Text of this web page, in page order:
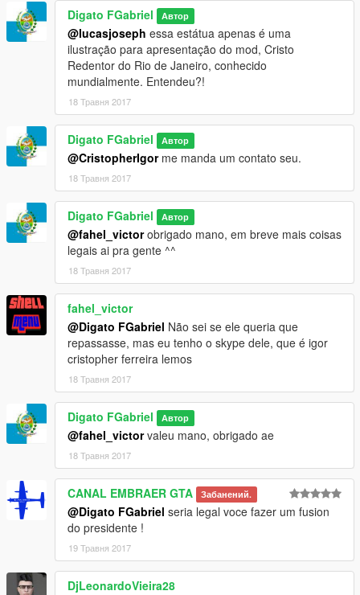
Digato FGabriel Автор
@lucasjoseph essa estátua apenas é uma
ilustração para apresentação do mod, Cristo
Redentor do Rio de Janeiro, conhecido
mundialmente. Entendeu?!
18 Травня 2017
Digato FGabriel Автор
@CristopherIgorme manda um contato seu.
18 Травня 2017
Digato FGabriel Автор
@fahel_victorobrigado mano, em breve mais coisas
legais ai pra gente ^^
18 Травня 2017
fahel_victor
@Digato FGabriel Não sei se ele queria que
repassasse, mas eu tenho o skype dele, que é igor
cristopher ferreira lemos
18 Травня 2017
Digato FGabriel Автор
@fahel_victorvaleu mano, obrigado ae
18 Травня 2017
CANAL EMBRAER GTA Забанений.
@Digato FGabriel seria legal voce fazer um fusion
do presidente !
19 Травня 2017
DjLeonardoVieira28